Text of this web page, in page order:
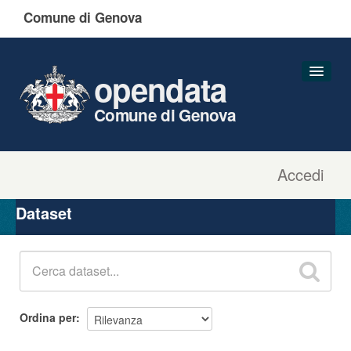
Comune di Genova
Accedi
opendata
Comune di Genova
Organizzazioni
Gruppi
Dataset
Ordina per